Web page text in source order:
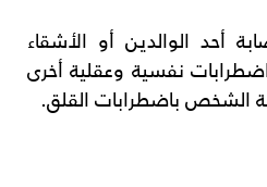
أحد الوالدين أو الأشقاء
نفسية وعقلية أخرى
الشخص باضطرابات القلق.